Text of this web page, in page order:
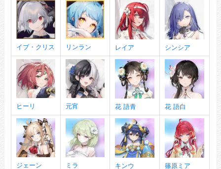
イブ・クリス リンラン レイア シンシア
ヒーリ 元宵 花 語青 花 語白
ジェーン ミラ キンウ 篠原ミア